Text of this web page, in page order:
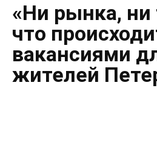
«Ни рынка, ни
что
вакансиями
жителей